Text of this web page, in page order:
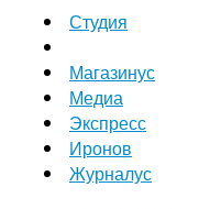
Студия
Магазинус
Медиа
Экспресс
Иронов
Журналус